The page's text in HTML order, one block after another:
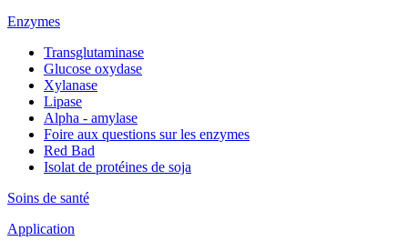
Enzymes
Transglutaminase
Glucose oxydase
Xylanase
Lipase
Alpha - amylase
Foire aux questions sur les enzymes
Red Bad
Isolat de protéines de soja
Soins de santé
Application